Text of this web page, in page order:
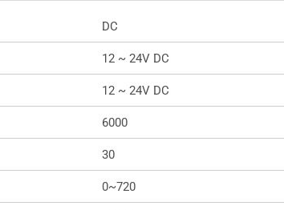
DC
12 ~ 24V DC
12 ~ 24V DC
6000
30
0~720